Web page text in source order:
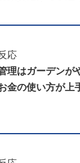
応
理はガーデンが
金の使い方が上